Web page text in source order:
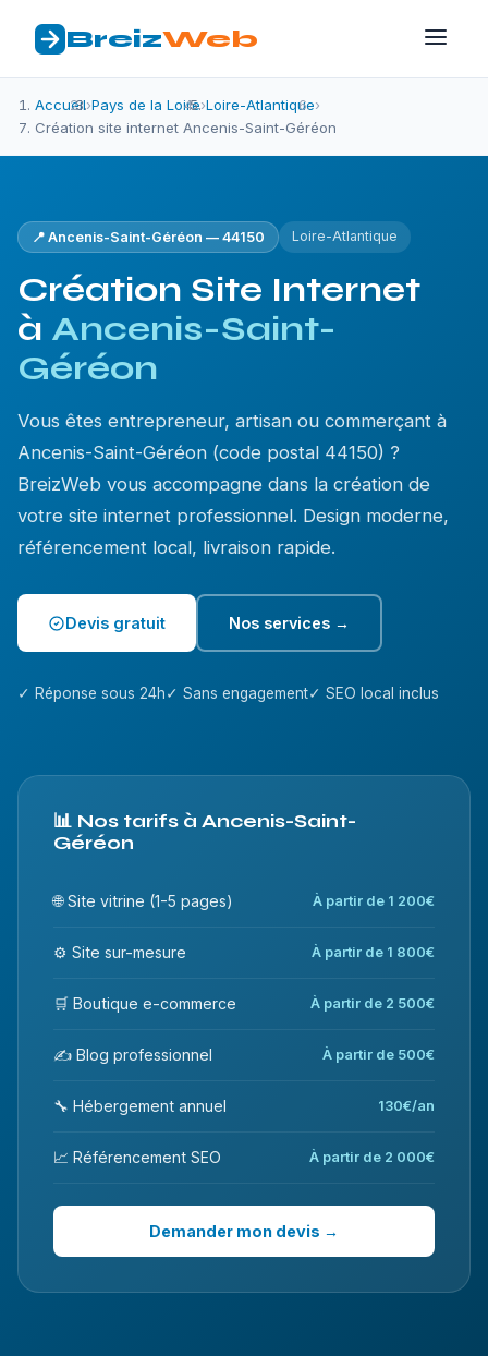
BreizWeb
Accueil›Pays de la Loire›Loire-Atlantique›
Création site internet Ancenis-Saint-Géréon
📍 Ancenis-Saint-Géréon — 44150 Loire-Atlantique
Création Site Internet
à Ancenis-Saint-
Géréon
Vous êtes entrepreneur, artisan ou commerçant à
Ancenis-Saint-Géréon (code postal 44150) ?
BreizWeb vous accompagne dans la création de
votre site internet professionnel. Design moderne,
référencement local, livraison rapide.
Devis gratuit Nos services →
✓ Réponse sous 24h✓ Sans engagement✓ SEO local inclus
📊 Nos tarifs à Ancenis-Saint-
Géréon
🌐 Site vitrine (1-5 pages) À partir de 1 200€
⚙️ Site sur-mesure À partir de 1 800€
🛒 Boutique e-commerce À partir de 2 500€
✍️ Blog professionnel À partir de 500€
🔧 Hébergement annuel 130€/an
📈 Référencement SEO À partir de 2 000€
Demander mon devis →